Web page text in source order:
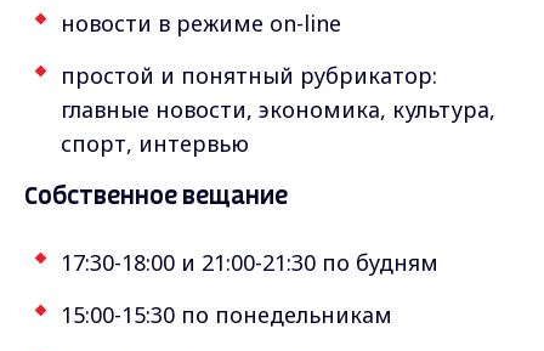
новости в режиме on-line
простой и понятный рубрикатор:
главные новости, экономика, культура,
спорт, интервью
Собственное вещание
17:30-18:00 и 21:00-21:30 по будням
15:00-15:30 по понедельникам